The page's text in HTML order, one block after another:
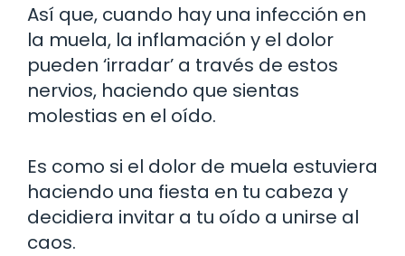
Así que, cuando hay una infección en
la muela, la inflamación y el dolor
pueden ‘irradar’ a través de estos
nervios, haciendo que sientas
molestias en el oído.
Es como si el dolor de muela estuviera
haciendo una fiesta en tu cabeza y
decidiera invitar a tu oído a unirse al
caos.